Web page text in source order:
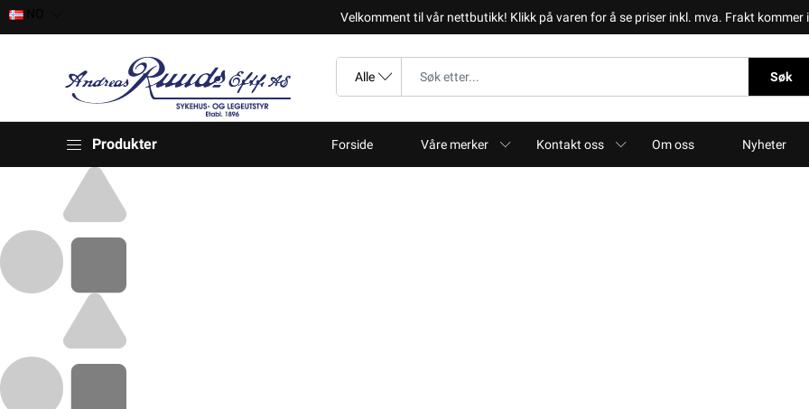
Velkomment til vår nettbutikk! Klikk på varen for å se priser inkl. mva. Frakt kommer
Søk
Produkter Forside Våre merker Kontakt oss Om oss Nyheter